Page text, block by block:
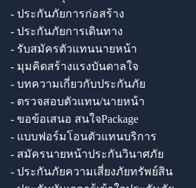
- ประกันภัยการก่อสร้าง
- ประกันภัยการเดินทาง
- รับสมัครตัวแทนนายหน้า
- มุมคิดสร้างแรงบันดาลใจ
- บทความเกี่ยวกับประกันภัย
- ตรวจสอบตัวแทน/นายหน้า
- ขอข้อเสนอ สนใจPackage
- แบบฟอร์มโอนตัวแทนบริการ
- สมัครนายหน้าประกันวินาศภัย
- ประกันภัยความเสี่ยงภัยทรัพย์สิน